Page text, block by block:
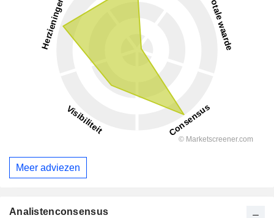
Meer adviezen
Analistenconsensus